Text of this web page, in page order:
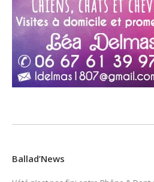
Ballad’News